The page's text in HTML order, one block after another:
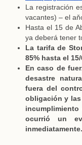
La registración
vacantes) – el
Hasta el 15 de
ya deberá tener
La tarifa de
85% hasta el
En caso de
desastre
fuera del
obligación y
ocurrió un
inmediatamente.